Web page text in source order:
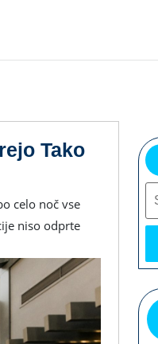
Tako
niso odprte